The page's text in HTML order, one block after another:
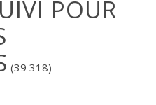
POUR
(39 318)